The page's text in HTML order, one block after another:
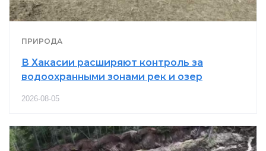
ПРИРОДА
В Хакасии расширяют контроль за
водоохранными зонами рек и озер
2026-08-05